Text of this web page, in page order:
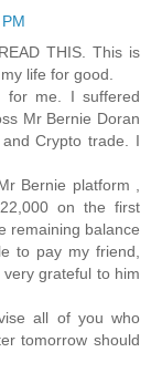
THIS. This is
life for good.
me. I suffered
Mr Bernie Doran
Crypto trade. I
Bernie platform ,
on the first
remaining balance
to pay my friend,
grateful to him
all of you who
tomorrow should